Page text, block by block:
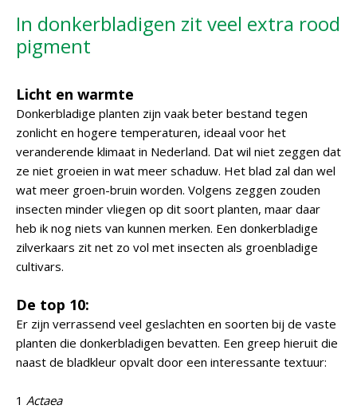
In donkerbladigen zit veel extra rood
pigment
Licht en warmte
Donkerbladige planten zijn vaak beter bestand tegen
zonlicht en hogere temperaturen, ideaal voor het
veranderende klimaat in Nederland. Dat wil niet zeggen dat
ze niet groeien in wat meer schaduw. Het blad zal dan wel
wat meer groen-bruin worden. Volgens zeggen zouden
insecten minder vliegen op dit soort planten, maar daar
heb ik nog niets van kunnen merken. Een donkerbladige
zilverkaars zit net zo vol met insecten als groenbladige
cultivars.
De top 10:
Er zijn verrassend veel geslachten en soorten bij de vaste
planten die donkerbladigen bevatten. Een greep hieruit die
naast de bladkleur opvalt door een interessante textuur:
1 Actaea